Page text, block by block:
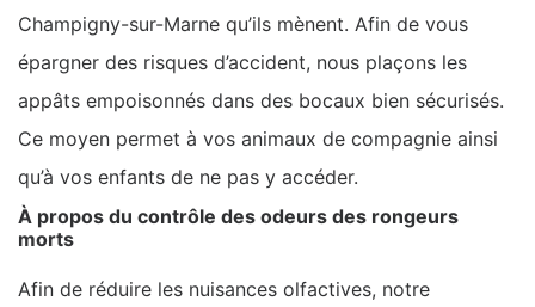
Champigny-sur-Marne qu’ils mènent. Afin de vous
épargner des risques d’accident, nous plaçons les
appâts empoisonnés dans des bocaux bien sécurisés.
Ce moyen permet à vos animaux de compagnie ainsi
qu’à vos enfants de ne pas y accéder.
À propos du contrôle des odeurs des rongeurs
morts
Afin de réduire les nuisances olfactives, notre